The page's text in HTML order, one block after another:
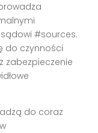
#sources.
do czynności
zabezpieczenie
do coraz